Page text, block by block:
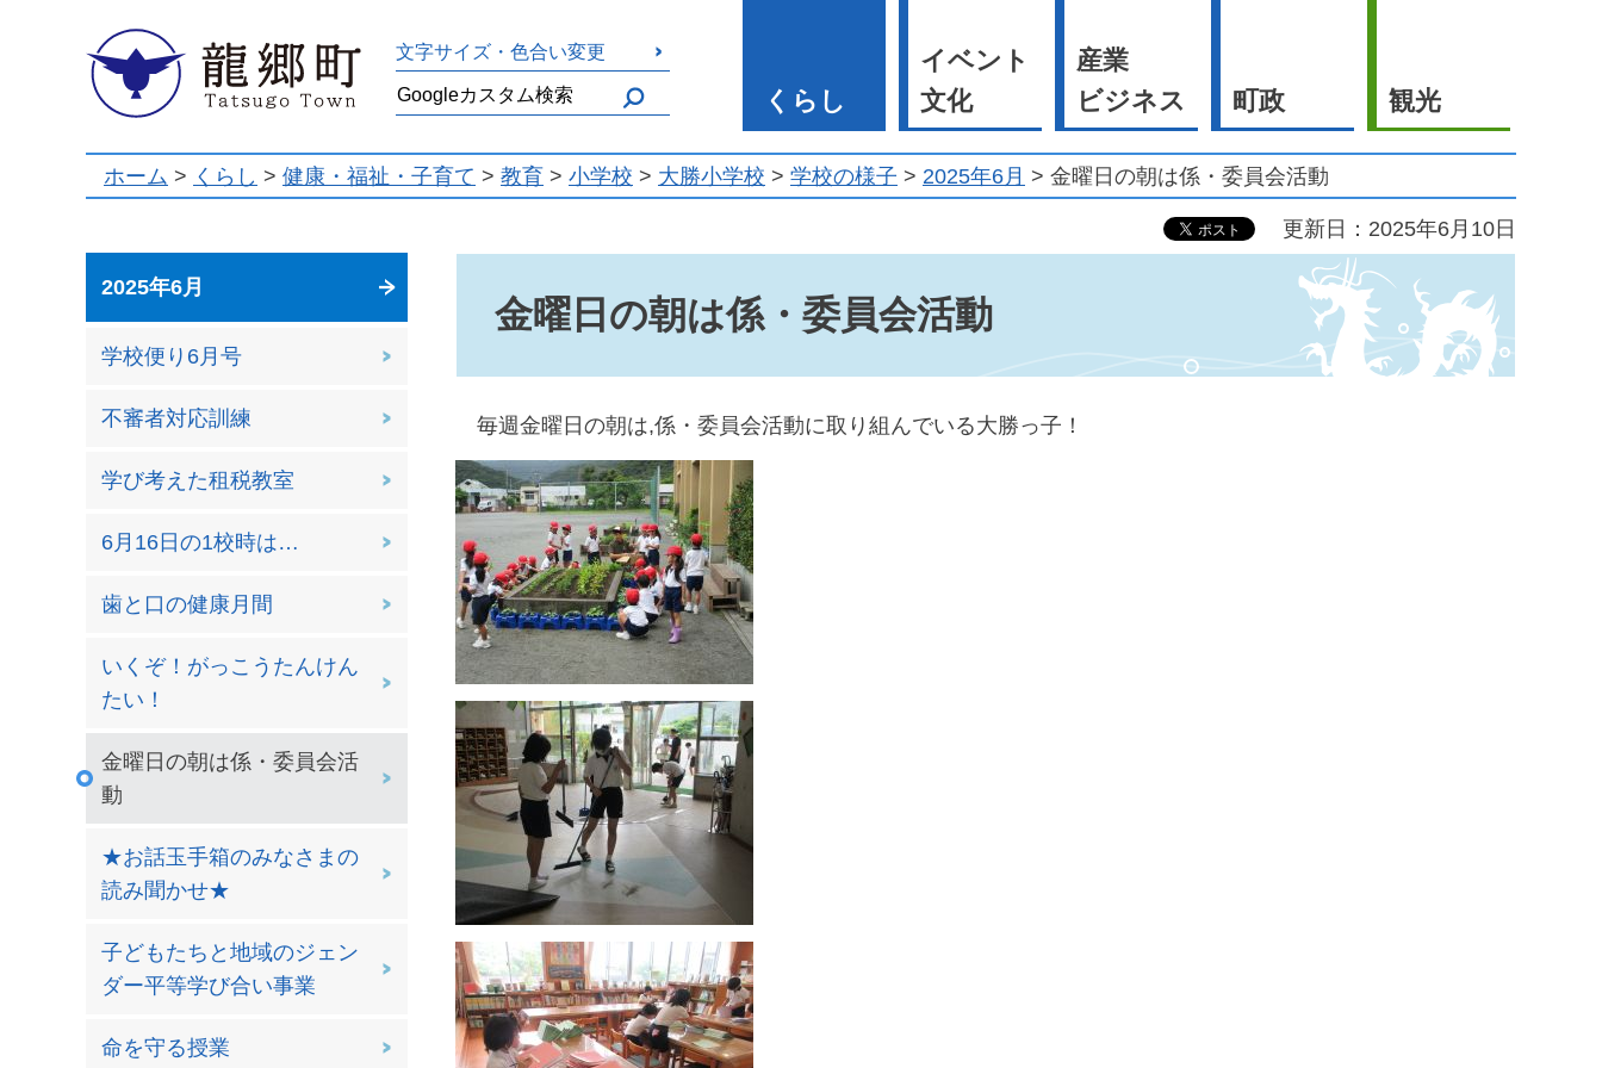
龍郷町 文字サイズ・色合い変更
くらし
イベント
文化
産業
ビジネス
町政 観光
ホーム > くらし > 健康・福祉・子育て > 教育 > 小学校 > 大勝小学校 > 学校の様子 > 2025年6月 > 金曜日の朝は係・委員会活動
更新日：2025年6月10日
2025年6月
学校便り6月号
不審者対応訓練
学び考えた租税教室
6月16日の1校時は…
歯と口の健康月間
いくぞ！がっこうたんけん
たい！
金曜日の朝は係・委員会活
動
★お話玉手箱のみなさまの
読み聞かせ★
子どもたちと地域のジェン
ダー平等学び合い事業
命を守る授業
金曜日の朝は係・委員会活動
毎週金曜日の朝は,係・委員会活動に取り組んでいる大勝っ子！